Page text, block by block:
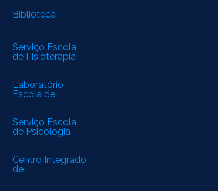
Biblioteca
Serviço Escola
de Fisioterapia
Laboratório
Escola de
Serviço Escola
de Psicologia
Centro Integrado
de